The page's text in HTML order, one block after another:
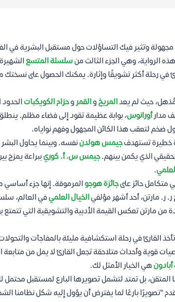
مجهولة وتثير فيك التساؤلات حول مستقبل البشرية في
الرواية، وهي الجزء الثالث منسلسلة المتسع
في رحلة أكثر تشويقًا وإثارة. يمكنك الحصول على نسختك
حيث لم يعدالمريخوالقمروحزام الكويكبات الحدود
مدارأورانوس، بوابة عظيمة تقود إلى فضاء مظلم.
لتعقب هذا الكائن المجهول وفهم نواياه.
خطيرة تستهدفجيمس هولدننفسه. وبينما يحاول
الذي يكمن بينهم.جيمس س. أ. كوريببراعة يمزج
.
متكامل حائز علىجائزة هوجو المرموقة. إنها جزء أساسي
ر. مارتن، أحد أشهر مؤلفيالخيال العلميفي العالم،
مارتن تعكس القيمة الأدبية والتشويقية التي تتمتع
القارئ في رحلة استكشافية مليئة بالمفاجآت
قوية وأحداث متلاحقة تجعل القارئ لا يمل من متابعة
أبادون هي الخيار الأمثل لك.
بل تمتد لتشمل تصويرها البارع لمستقبل محتمل
"تصويرًا بارعًا لما يفترض أن يؤول إليه شكل نظامنا